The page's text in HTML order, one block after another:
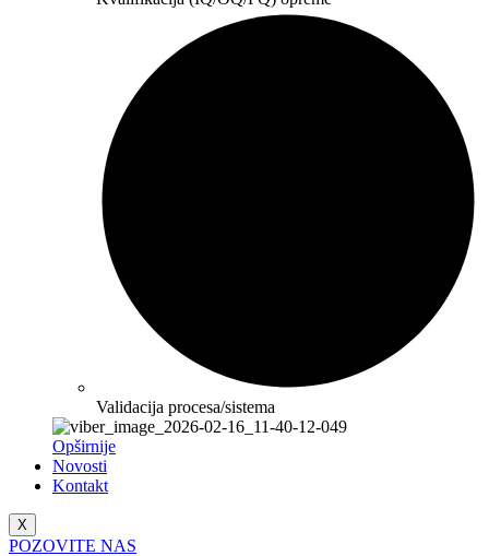
Validacija procesa/sistema
Opširnije
Novosti
Kontakt
X
POZOVITE NAS